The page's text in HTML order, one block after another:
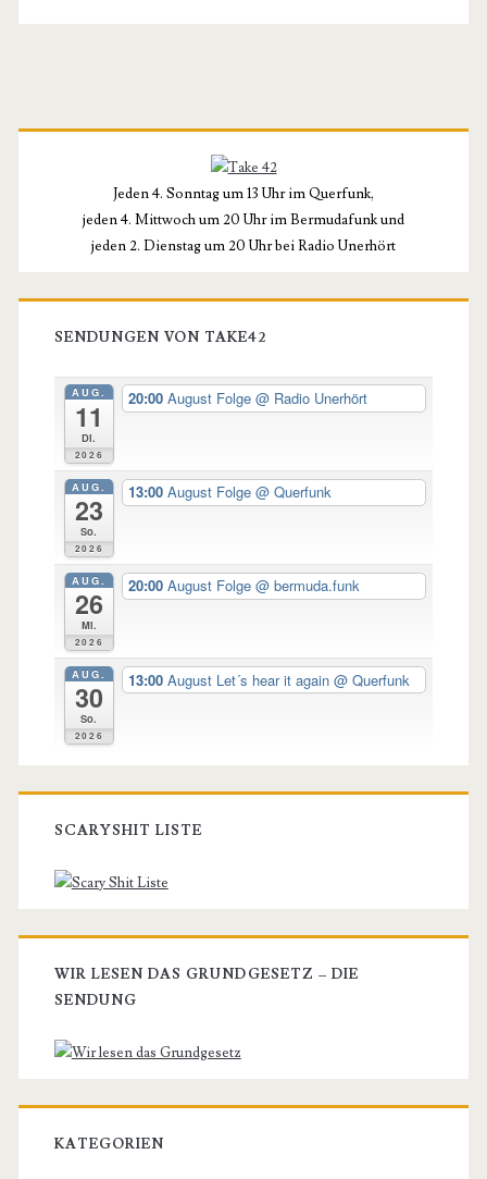
Primäre
Seitenleiste
Jeden 4. Sonntag um 13 Uhr im Querfunk,
jeden 4. Mittwoch um 20 Uhr im Bermudafunk und
jeden 2. Dienstag um 20 Uhr bei Radio Unerhört
SENDUNGEN VON TAKE42
AUG.
11
Di.
2026
20:00August Folge@ Radio Unerhört
AUG.
23
So.
2026
13:00August Folge@ Querfunk
AUG.
26
Mi.
2026
20:00August Folge@ bermuda.funk
AUG.
30
So.
2026
13:00August Let´s hear it again@ Querfunk
SCARYSHIT LISTE
WIR LESEN DAS GRUNDGESETZ – DIE
SENDUNG
KATEGORIEN